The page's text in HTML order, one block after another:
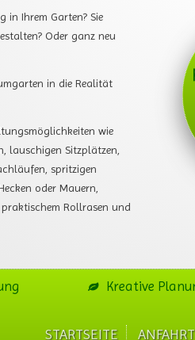
in Ihrem Garten? Sie
Oder ganz neu
in die Realität
wie
lauschigen Sitzplätzen,
spritzigen
oder Mauern,
Rollrasen und
Kreative
STARTSEITE ANFAHRT